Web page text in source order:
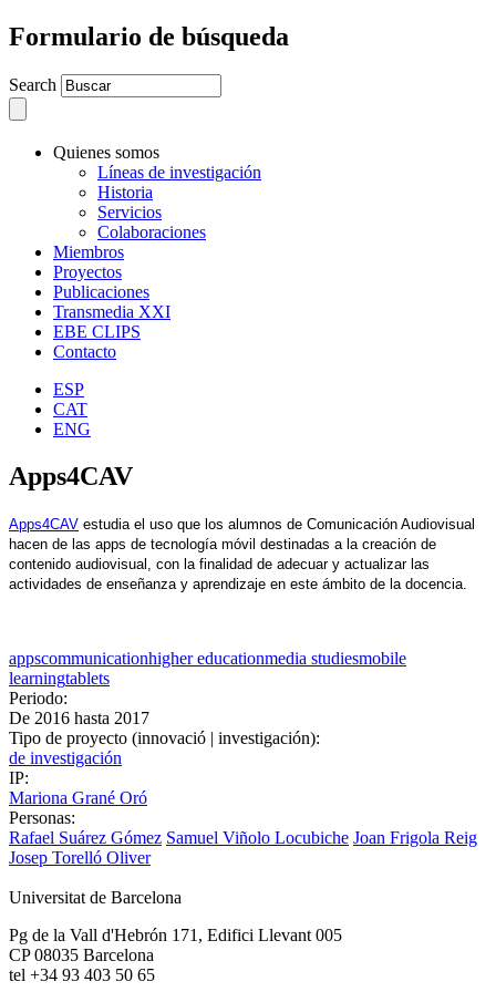
Formulario de búsqueda
Search
Quienes somos
Líneas de investigación
Historia
Servicios
Colaboraciones
Miembros
Proyectos
Publicaciones
Transmedia XXI
EBE CLIPS
Contacto
ESP
CAT
ENG
Apps4CAV
Apps4CAV estudia el uso que los alumnos de Comunicación Audiovisual
hacen de las apps de tecnología móvil destinadas a la creación de
contenido audiovisual, con la finalidad de adecuar y actualizar las
actividades de enseñanza y aprendizaje en este ámbito de la docencia.
appscommunicationhigher educationmedia studiesmobile
learningtablets
Periodo:
De 2016 hasta 2017
Tipo de proyecto (innovació | investigación):
de investigación
IP:
Mariona Grané Oró
Personas:
Rafael Suárez Gómez Samuel Viñolo Locubiche Joan Frigola Reig
Josep Torelló Oliver
Universitat de Barcelona
Pg de la Vall d'Hebrón 171, Edifici Llevant 005
CP 08035 Barcelona
tel +34 93 403 50 65